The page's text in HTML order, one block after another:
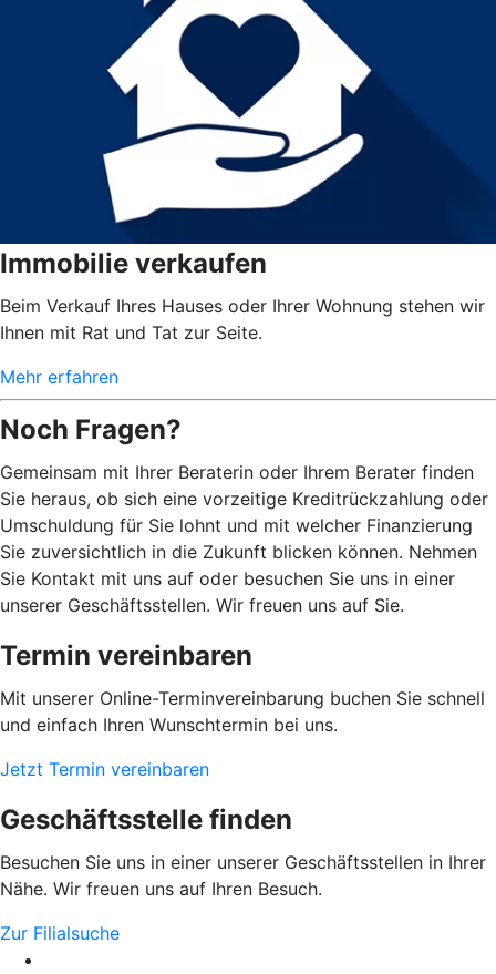
Immobilie verkaufen
Beim Verkauf Ihres Hauses oder Ihrer Wohnung stehen wir
Ihnen mit Rat und Tat zur Seite.
Mehr erfahren
Noch Fragen?
Gemeinsam mit Ihrer Beraterin oder Ihrem Berater finden
Sie heraus, ob sich eine vorzeitige Kreditrückzahlung oder
Umschuldung für Sie lohnt und mit welcher Finanzierung
Sie zuversichtlich in die Zukunft blicken können. Nehmen
Sie Kontakt mit uns auf oder besuchen Sie uns in einer
unserer Geschäftsstellen. Wir freuen uns auf Sie.
Termin vereinbaren
Mit unserer Online-Terminvereinbarung buchen Sie schnell
und einfach Ihren Wunschtermin bei uns.
Jetzt Termin vereinbaren
Geschäftsstelle finden
Besuchen Sie uns in einer unserer Geschäftsstellen in Ihrer
Nähe. Wir freuen uns auf Ihren Besuch.
Zur Filialsuche